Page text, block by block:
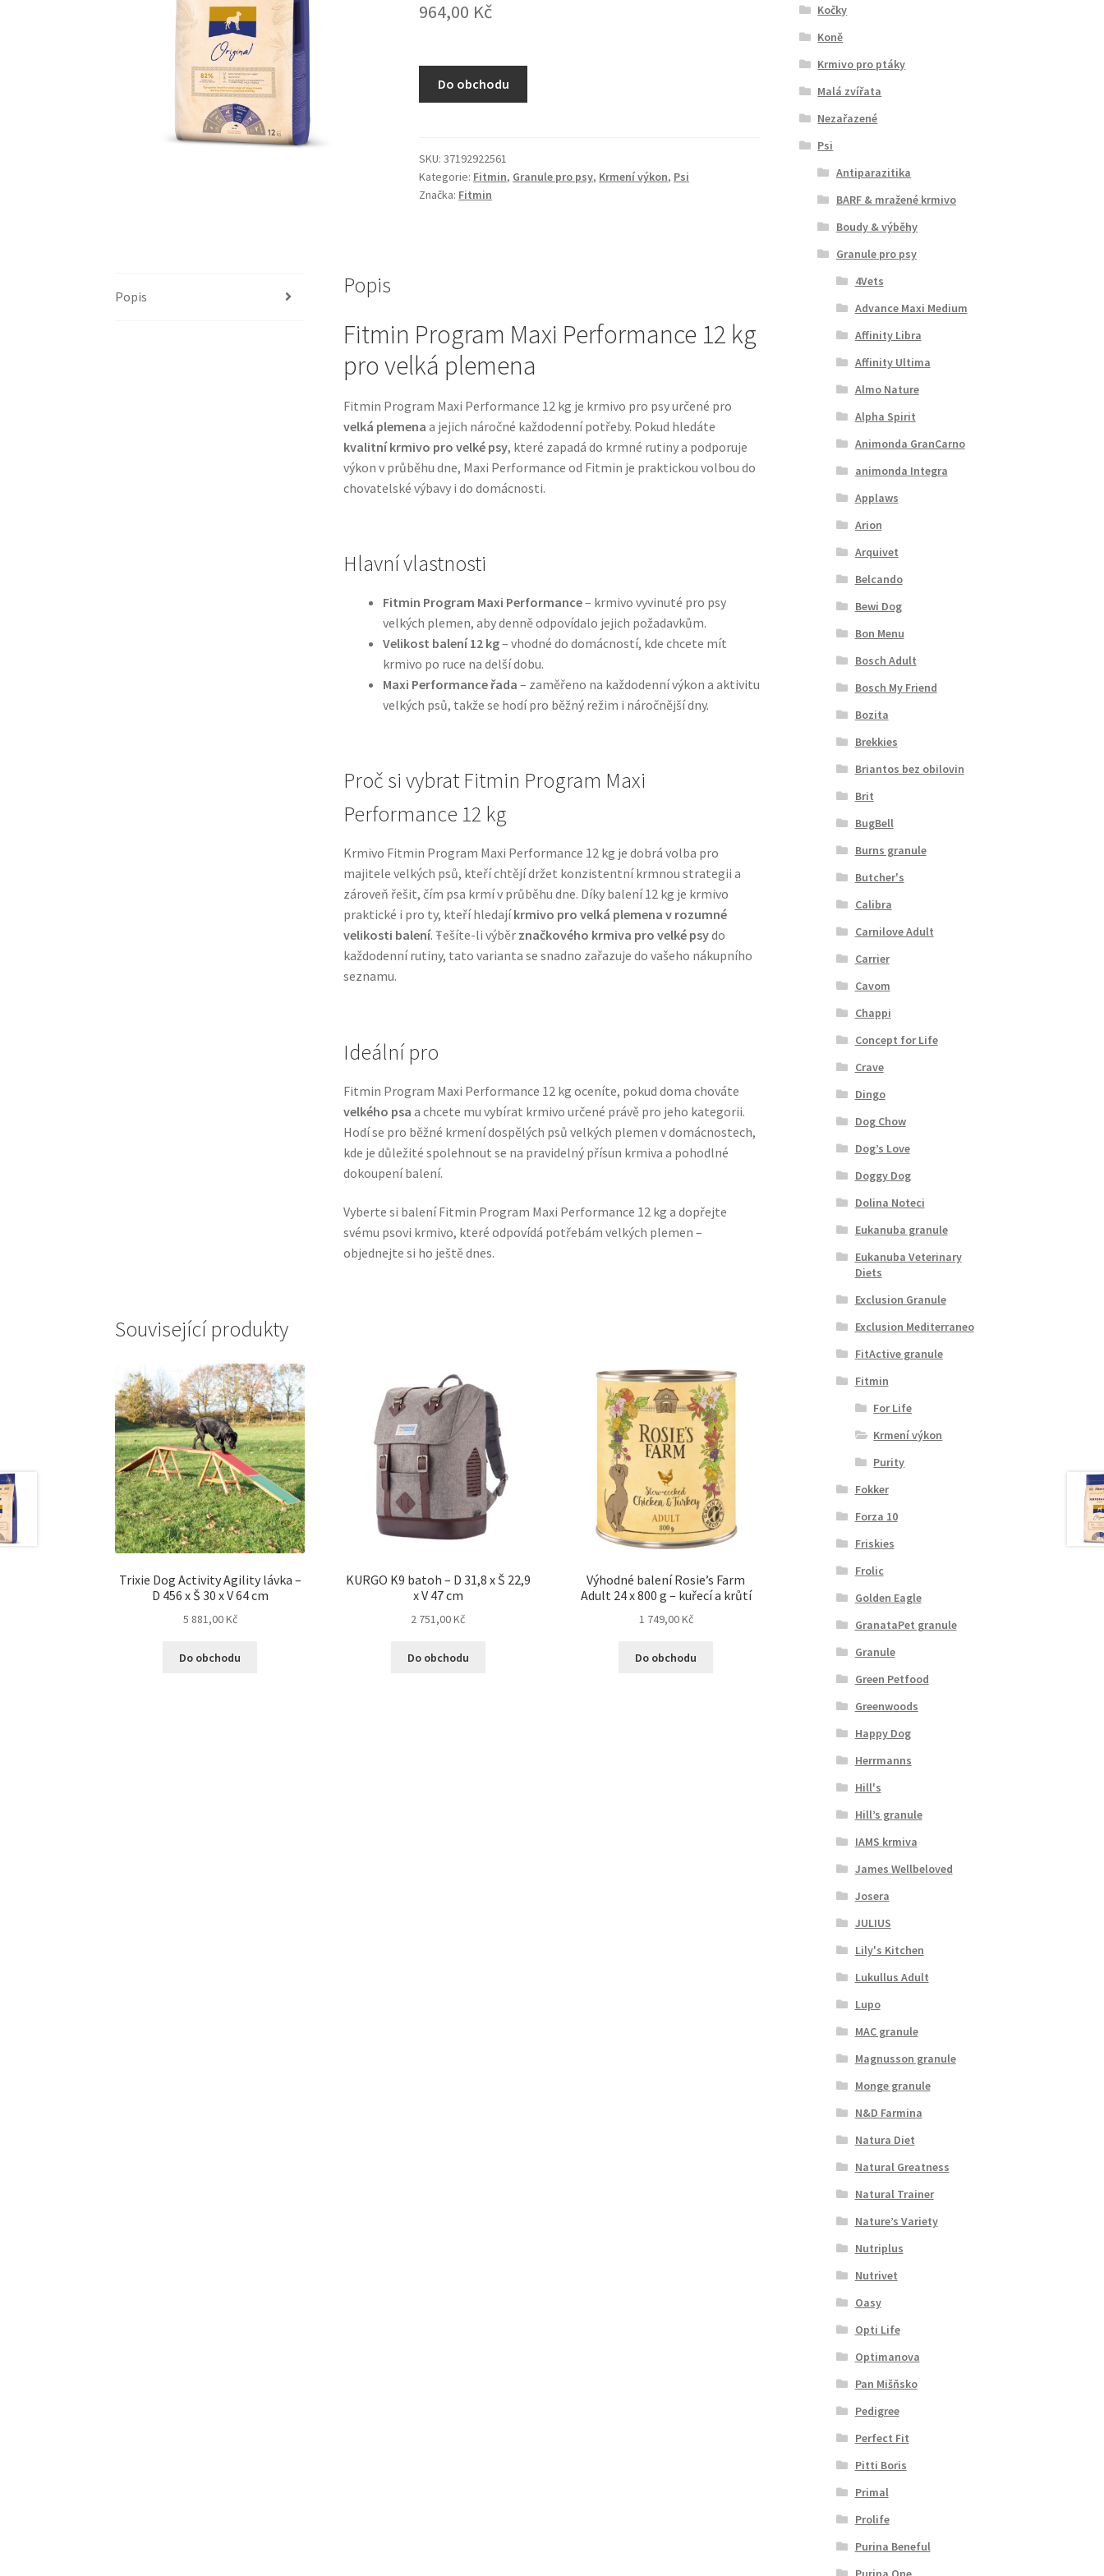
964,00 Kč
Do obchodu
SKU:37192922561
Kategorie: Fitmin, Granule pro psy, Krmení výkon, Psi
Značka: Fitmin
Popis Popis
Fitmin Program Maxi Performance 12 kg
pro velká plemena
Fitmin Program Maxi Performance 12 kg je krmivo pro psy určené pro
velká plemena a jejich náročné každodenní potřeby. Pokud hledáte
kvalitní krmivo pro velké psy, které zapadá do krmné rutiny a podporuje
výkon v průběhu dne, Maxi Performance od Fitmin je praktickou volbou do
chovatelské výbavy i do domácnosti.
Hlavní vlastnosti
Fitmin Program Maxi Performance– krmivo vyvinuté pro psy
velkých plemen, aby denně odpovídalo jejich požadavkům.
Velikost balení 12 kg– vhodné do domácností, kde chcete mít
krmivo po ruce na delší dobu.
Maxi Performance řada – zaměřeno na každodenní výkon a aktivitu
velkých psů, takže se hodí pro běžný režim i náročnější dny.
Proč si vybrat Fitmin Program Maxi
Performance 12 kg
Krmivo Fitmin Program Maxi Performance 12 kg je dobrá volba pro
majitele velkých psů, kteří chtějí držet konzistentní krmnou strategii a
zároveň řešit, čím psa krmí v průběhu dne. Díky balení 12 kg je krmivo
praktické i pro ty, kteří hledajíkrmivo pro velká plemena v rozumné
velikosti balení. Ŧešíte-li výběr značkového krmiva pro velké psydo
každodenní rutiny, tato varianta se snadno zařazuje do vašeho nákupního
seznamu.
Ideální pro
Fitmin Program Maxi Performance 12 kg oceníte, pokud doma chováte
velkého psa a chcete mu vybírat krmivo určené právě pro jeho kategorii.
Hodí se pro běžné krmení dospělých psů velkých plemen v domácnostech,
kde je důležité spolehnout se na pravidelný přísun krmiva a pohodlné
dokoupení balení.
Vyberte si balení Fitmin Program Maxi Performance 12 kg a dopřejte
svému psovi krmivo, které odpovídá potřebám velkých plemen –
objednejte si ho ještě dnes.
Související produkty
Trixie Dog Activity Agility lávka –
D 456 x Š 30 x V 64 cm
5 881,00Kč
Do obchodu
KURGO K9 batoh – D 31,8 x Š 22,9
x V 47 cm
2 751,00Kč
Do obchodu
Výhodné balení Rosie’s Farm
Adult 24 x 800 g – kuřecí a krůtí
1 749,00Kč
Do obchodu
Kočky
Koně
Krmivo pro ptáky
Malá zvířata
Nezařazené
Psi
Antiparazitika
BARF & mražené krmivo
Boudy & výběhy
Granule pro psy
4Vets
Advance Maxi Medium
Affinity Libra
Affinity Ultima
Almo Nature
Alpha Spirit
Animonda GranCarno
animonda Integra
Applaws
Arion
Arquivet
Belcando
Bewi Dog
Bon Menu
Bosch Adult
Bosch My Friend
Bozita
Brekkies
Briantos bez obilovin
Brit
BugBell
Burns granule
Butcher's
Calibra
Carnilove Adult
Carrier
Cavom
Chappi
Concept for Life
Crave
Dingo
Dog Chow
Dog’s Love
Doggy Dog
Dolina Noteci
Eukanuba granule
Eukanuba Veterinary
Diets
Exclusion Granule
Exclusion Mediterraneo
FitActive granule
Fitmin
For Life
Krmení výkon
Purity
Fokker
Forza 10
Friskies
Frolic
Golden Eagle
GranataPet granule
Granule
Green Petfood
Greenwoods
Happy Dog
Herrmanns
Hill's
Hill’s granule
IAMS krmiva
James Wellbeloved
Josera
JULIUS
Lily's Kitchen
Lukullus Adult
Lupo
MAC granule
Magnusson granule
Monge granule
N&D Farmina
Natura Diet
Natural Greatness
Natural Trainer
Nature’s Variety
Nutriplus
Nutrivet
Oasy
Opti Life
Optimanova
Pan Mišňsko
Pedigree
Perfect Fit
Pitti Boris
Primal
Prolife
Purina Beneful